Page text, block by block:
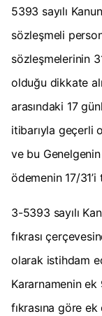
5393 sayılı
sözleşmeli
sözleşmelerinin
olduğu dikkate
arasındaki 17
itibarıyla geçerli
ve bu
ödemenin 17/31’i
3-5393 sayılı
fıkrası
olarak istihdam
Kararnamenin
fıkrasına göre